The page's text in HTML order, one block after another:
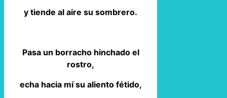
y tiende al aire su sombrero.
Pasa un borracho hinchado el
rostro,
echa hacia mí su aliento fétido,